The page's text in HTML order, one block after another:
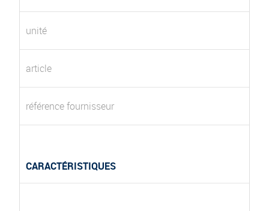
unité
article
référence fournisseur
CARACTÉRISTIQUES